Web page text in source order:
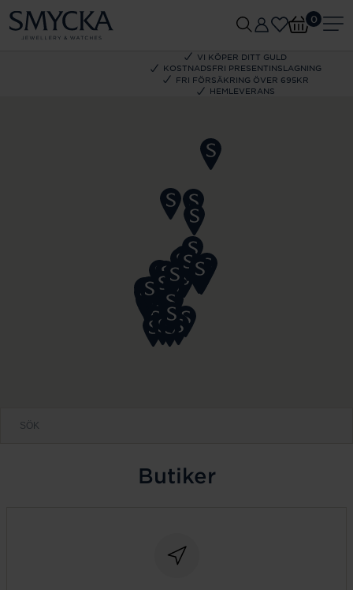
VI KÖPER DITT GULD
KOSTNADSFRI PRESENTINSLAGNING
FRI FÖRSÄKRING ÖVER 695KR
HEMLEVERANS
0
Butiker